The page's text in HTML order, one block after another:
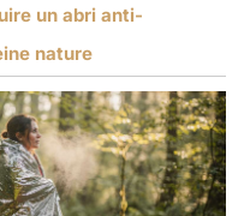
un abri anti-
nature